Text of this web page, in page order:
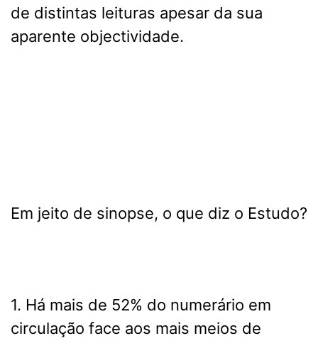
de distintas leituras apesar da sua
aparente objectividade.
Em jeito de sinopse, o que diz o Estudo?
1. Há mais de 52% do numerário em
circulação face aos mais meios de